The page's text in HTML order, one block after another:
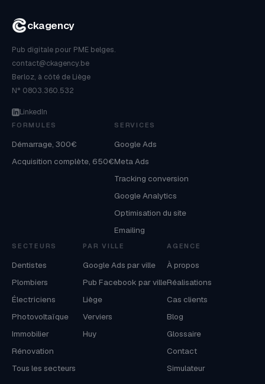
ckagency
Pub digitale pour PME belges.
contact@ckagency.be
Berloz, à côté de Liège
N° 0803.360.532
LinkedIn
FORMULES
Démarrage, 300€
Acquisition complète, 650€
SERVICES
Google Ads
Meta Ads
Tracking conversion
Google Analytics
Optimisation du site
Emailing
SECTEURS
Dentistes
Plombiers
Électriciens
Photovoltaïque
Immobilier
Rénovation
Tous les secteurs
PAR VILLE
Google Ads par ville
Pub Facebook par ville
Liège
Verviers
Huy
AGENCE
À propos
Réalisations
Cas clients
Blog
Glossaire
Contact
Simulateur